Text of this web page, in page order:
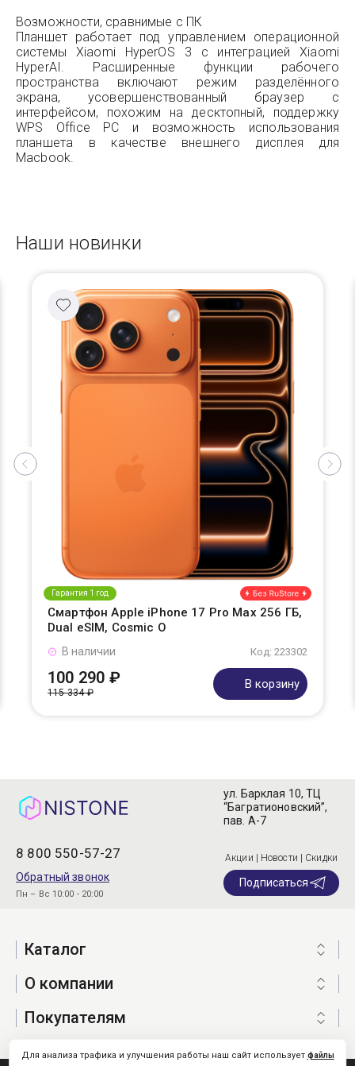
Возможности, сравнимые с ПК
Планшет работает под управлением операционной
системы Xiaomi HyperOS 3 с интеграцией Xiaomi
HyperAI. Расширенные функции рабочего
пространства включают режим разделённого
экрана, усовершенствованный браузер с
интерфейсом, похожим на десктопный, поддержку
WPS Office PC и возможность использования
планшета в качестве внешнего дисплея для
Macbook.
Наши новинки
Гарантия 1 год
Смартфон Apple iPhone 17 Pro Max 256 ГБ,
Dual eSIM, Cosmic O
Код: 223302
В наличии
100 290 ₽
115 334 ₽
В корзину
8 800 550-57-27
Обратный звонок
Пн – Вс 10:00 - 20:00
ул. Барклая 10, ТЦ
“Багратионовский”,
пав. А-7
Акции | Новости | Скидки
Подписаться
Каталог
О компании
Покупателям
Для анализа трафика и улучшения работы наш сайт использует файлы